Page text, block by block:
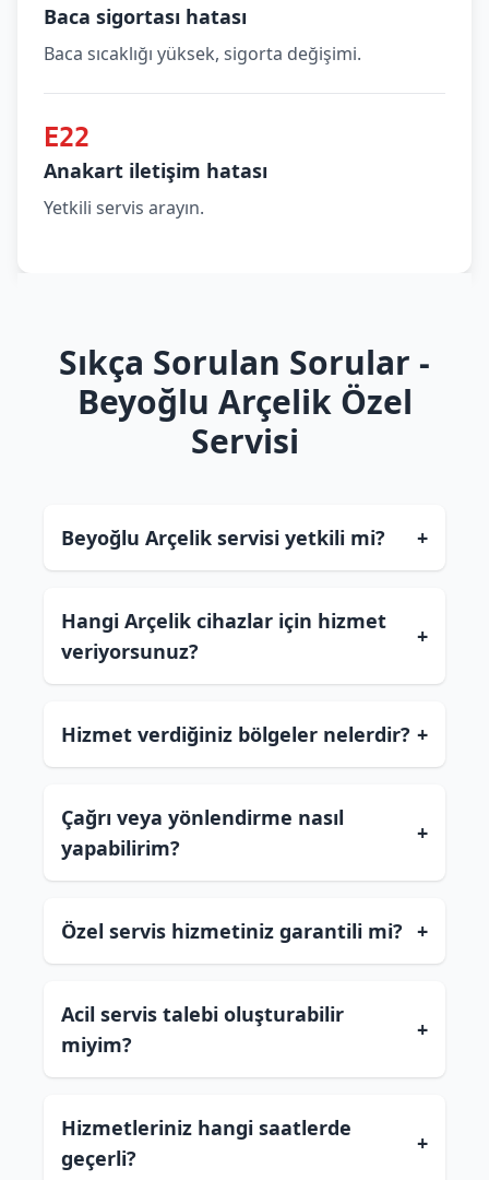
Baca sigortası hatası
Baca sıcaklığı yüksek, sigorta değişimi.
E22
Anakart iletişim hatası
Yetkili servis arayın.
Sıkça Sorulan Sorular -
Beyoğlu Arçelik Özel
Servisi
Beyoğlu Arçelik servisi yetkili mi? +
Hangi Arçelik cihazlar için hizmet
veriyorsunuz?
+
Hizmet verdiğiniz bölgeler nelerdir? +
Çağrı veya yönlendirme nasıl
yapabilirim?
+
Özel servis hizmetiniz garantili mi? +
Acil servis talebi oluşturabilir
miyim?
+
Hizmetleriniz hangi saatlerde
geçerli?
+